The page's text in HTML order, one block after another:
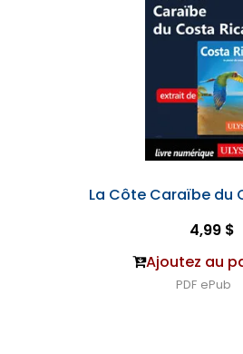
La Côte Caraïbe du
4,99 $
Ajoutez au
PDF ePub